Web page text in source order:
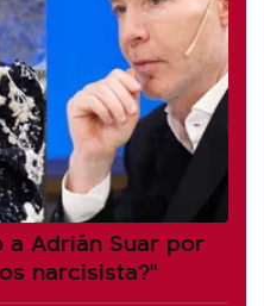
Adrián Suar por
narcisista?"